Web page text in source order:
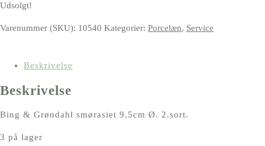
Udsolgt!
Varenummer (SKU): 10540 Kategorier: Porcelæn, Service
Beskrivelse
Beskrivelse
Bing & Grøndahl smørasiet 9,5cm Ø. 2.sort.
3 på lager